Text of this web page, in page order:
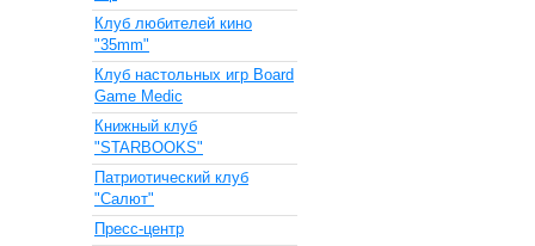
Клуб любителей кино
"35mm"
Клуб настольных игр Board
Game Medic
Книжный клуб
"STARBOOKS"
Патриотический клуб
"Салют"
Пресс-центр